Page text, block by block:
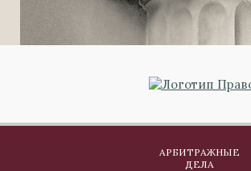
АРБИТРАЖНЫЕ
ДЕЛА